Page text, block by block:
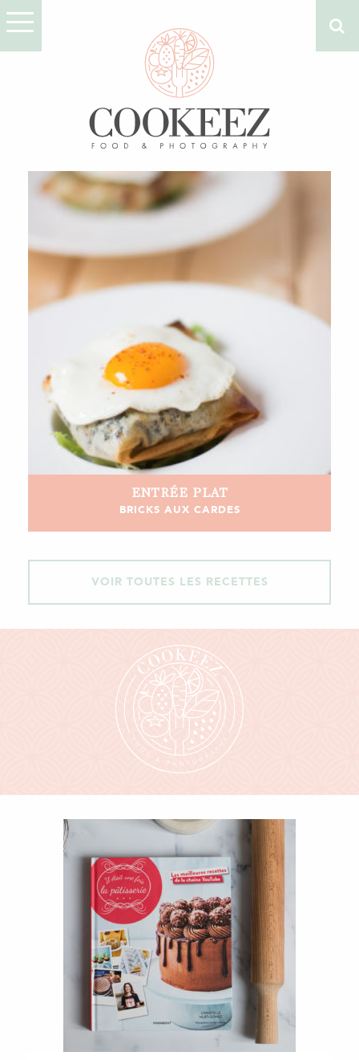
ENTRÉE PLAT
BRICKS AUX CARDES
VOIR TOUTES LES RECETTES